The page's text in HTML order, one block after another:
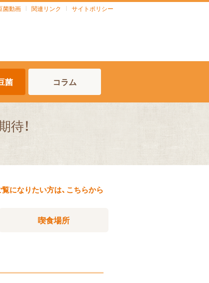
菌動画 関連リンク サイトポリシー
菌 コラム
！
になりたい方は、こちらから
喫食場所